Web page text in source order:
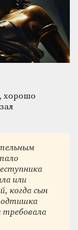
хорошо
или
когда сын
требовала